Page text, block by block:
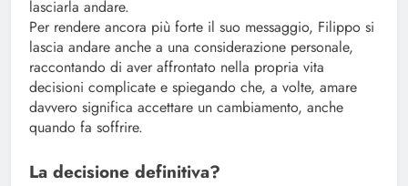
lasciarla andare.
Per rendere ancora più forte il suo messaggio, Filippo si
lascia andare anche a una considerazione personale,
raccontando di aver affrontato nella propria vita
decisioni complicate e spiegando che, a volte, amare
davvero significa accettare un cambiamento, anche
quando fa soffrire.
La decisione definitiva?